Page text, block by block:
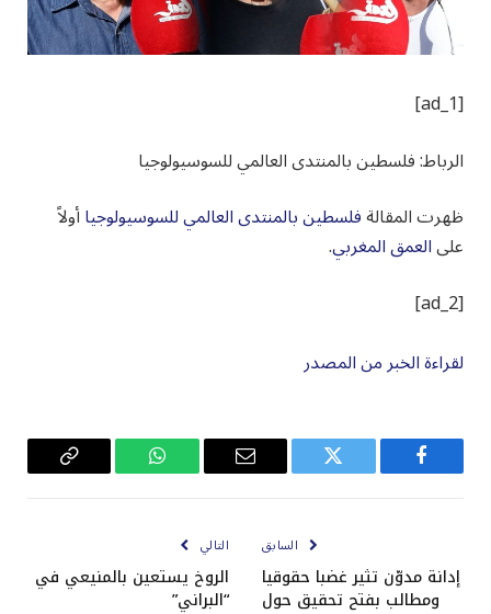
[ad_1]
الرباط: فلسطين بالمنتدى العالمي للسوسيولوجيا
ظهرت المقالةفلسطين بالمنتدى العالمي للسوسيولوجياأولاً
علىالعمق المغربي.
[ad_2]
لقراءة الخبر من المصدر
فيسبوك تويتر
البريد
واتساب
Copy
السابق
إدانة مدوّن تثير غضبا حقوقيا
ومطالب بفتح تحقيق حول
التالي
الروخ يستعين بالمنيعي في
“البراني”